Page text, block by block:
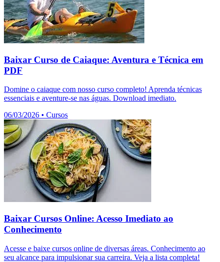
Baixar Curso de Caiaque: Aventura e Técnica em
PDF
Domine o caiaque com nosso curso completo! Aprenda técnicas
essenciais e aventure-se nas águas. Download imediato.
06/03/2026 • Cursos
Baixar Cursos Online: Acesso Imediato ao
Conhecimento
Acesse e baixe cursos online de diversas áreas. Conhecimento ao
seu alcance para impulsionar sua carreira. Veja a lista completa!